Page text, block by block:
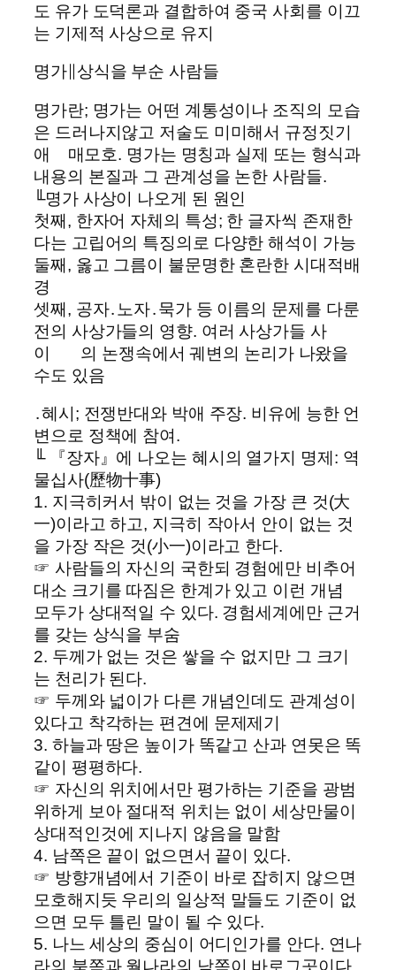
도 유가 도덕론과 결합하여 중국 사회를 이끄
는 기제적 사상으로 유지
명가∥상식을 부순 사람들
명가란; 명가는 어떤 계통성이나 조직의 모습
은 드러나지않고 저술도 미미해서 규정짓기
애 매모호. 명가는 명칭과 실제 또는 형식과
내용의 본질과 그 관계성을 논한 사람들.
╙명가 사상이 나오게 된 원인
첫째, 한자어 자체의 특성; 한 글자씩 존재한
다는 고립어의 특징의로 다양한 해석이 가능
둘째, 옳고 그름이 불문명한 혼란한 시대적배
경
셋째, 공자․노자․묵가 등 이름의 문제를 다룬
전의 사상가들의 영향. 여러 사상가들 사
이 의 논쟁속에서 궤변의 논리가 나왔을
수도 있음
․혜시; 전쟁반대와 박애 주장. 비유에 능한 언
변으로 정책에 참여.
╙ 『장자』에 나오는 혜시의 열가지 명제: 역
물십사(歷物十事)
1. 지극히커서 밖이 없는 것을 가장 큰 것(大
一)이라고 하고, 지극히 작아서 안이 없는 것
을 가장 작은 것(小一)이라고 한다.
☞ 사람들의 자신의 국한되 경험에만 비추어
대소 크기를 따짐은 한계가 있고 이런 개념
모두가 상대적일 수 있다. 경험세계에만 근거
를 갖는 상식을 부숨
2. 두께가 없는 것은 쌓을 수 없지만 그 크기
는 천리가 된다.
☞ 두께와 넓이가 다른 개념인데도 관계성이
있다고 착각하는 편견에 문제제기
3. 하늘과 땅은 높이가 똑같고 산과 연못은 똑
같이 평평하다.
☞ 자신의 위치에서만 평가하는 기준을 광범
위하게 보아 절대적 위치는 없이 세상만물이
상대적인것에 지나지 않음을 말함
4. 남쪽은 끝이 없으면서 끝이 있다.
☞ 방향개념에서 기준이 바로 잡히지 않으면
모호해지듯 우리의 일상적 말들도 기준이 없
으면 모두 틀린 말이 될 수 있다.
5. 나느 세상의 중심이 어디인가를 안다. 연나